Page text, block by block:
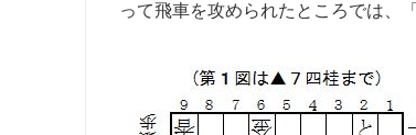
って飛車を攻められたところでは、